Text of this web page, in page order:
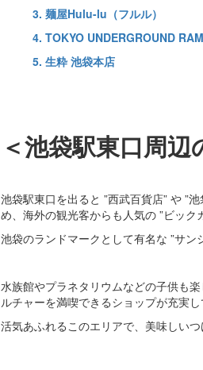
3. 麺屋Hulu-lu（フルル）
4. TOKYO UNDERGROUND
5. 生粋 池袋本店
＜池袋駅東口周
池袋駅東口を出ると ”西武百貨店” や ”
め、海外の観光客からも人気の ”ビック
池袋のランドマークとして有名な ”サン
水族館やプラネタリウムなどの子供も
ルチャーを満喫できるショップが充実し
活気あふれるこのエリアで、美味しい